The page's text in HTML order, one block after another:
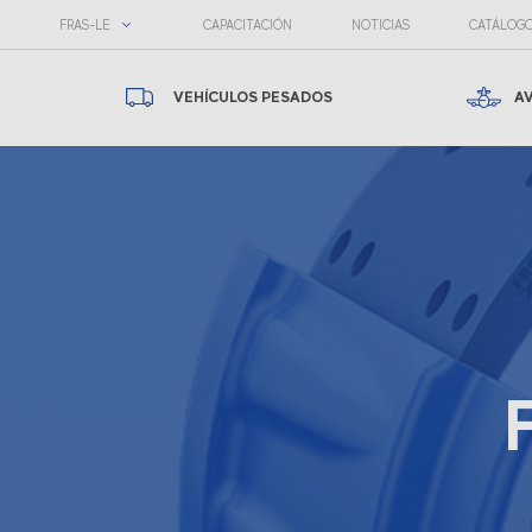
FRAS-LE CAPACITACIÓN NOTICIAS
VEHÍCULOS PESADOS